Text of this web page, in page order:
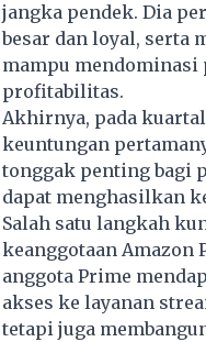
jangka pendek. Dia
besar dan loyal, serta
mampu mendominasi
profitabilitas.
Akhirnya, pada
keuntungan
tonggak penting bagi
dapat menghasilkan
Salah satu langkah
keanggotaan Amazon
anggota Prime
akses ke layanan
tetapi juga